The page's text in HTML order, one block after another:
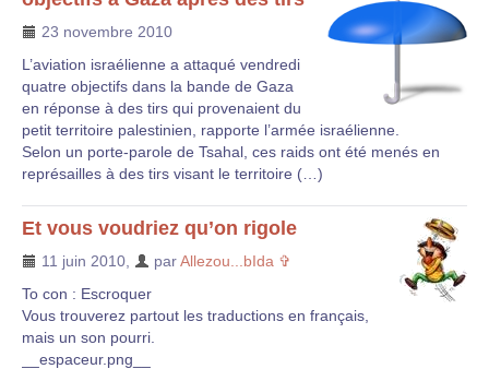
23 novembre 2010
L’aviation israélienne a attaqué vendredi
quatre objectifs dans la bande de Gaza
en réponse à des tirs qui provenaient du
petit territoire palestinien, rapporte l’armée israélienne.
Selon un porte-parole de Tsahal, ces raids ont été menés en
représailles à des tirs visant le territoire (…)
Et vous voudriez qu’on rigole
11 juin 2010 parAllezou...bIda ✞
To con : Escroquer
Vous trouverez partout les traductions en français,
mais un son pourri.
__espaceur.png__